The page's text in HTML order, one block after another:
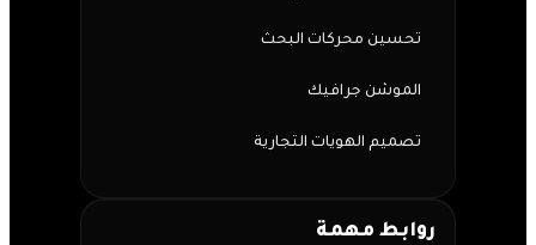
تحسين محركات البحث
الموشن جرافيك
تصميم الهويات التجارية
روابط مهمة